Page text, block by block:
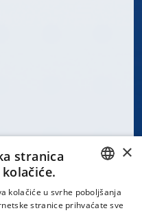
CROATIAN
×
stranica
kolačiće u svrhe poboljšanja
stranice prihvaćate sve